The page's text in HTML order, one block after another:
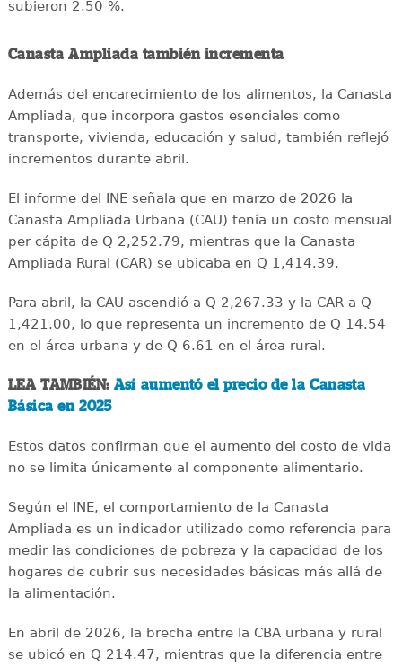
subieron 2.50 %.
Canasta Ampliada también incrementa
Además del encarecimiento de los alimentos, la Canasta
Ampliada, que incorpora gastos esenciales como
transporte, vivienda, educación y salud, también reflejó
incrementos durante abril.
El informe del INE señala que en marzo de 2026 la
Canasta Ampliada Urbana (CAU) tenía un costo mensual
per cápita de Q 2,252.79, mientras que la Canasta
Ampliada Rural (CAR) se ubicaba en Q 1,414.39.
Para abril, la CAU ascendió a Q 2,267.33 y la CAR a Q
1,421.00, lo que representa un incremento de Q 14.54
en el área urbana y de Q 6.61 en el área rural.
LEA TAMBIÉN: Así aumentó el precio de la Canasta
Básica en 2025
Estos datos confirman que el aumento del costo de vida
no se limita únicamente al componente alimentario.
Según el INE, el comportamiento de la Canasta
Ampliada es un indicador utilizado como referencia para
medir las condiciones de pobreza y la capacidad de los
hogares de cubrir sus necesidades básicas más allá de
la alimentación.
En abril de 2026, la brecha entre la CBA urbana y rural
se ubicó en Q 214.47, mientras que la diferencia entre